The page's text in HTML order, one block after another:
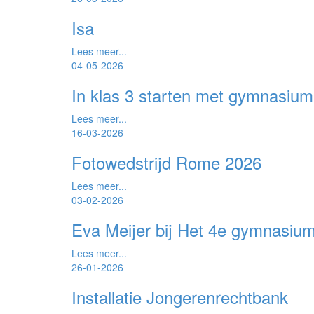
Isa
Lees meer...
04-05-2026
In klas 3 starten met
Lees meer...
16-03-2026
Fotowedstrijd Rome 2026
Lees meer...
03-02-2026
Eva Meijer bij Het 4e
Lees meer...
26-01-2026
Installatie Jongerenrechtbank